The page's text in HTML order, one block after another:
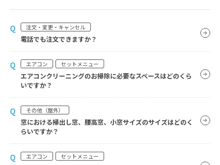
Q 注文・変更・キャンセル
電話でも注文できますか？
Q エアコン セットメニュー
エアコンクリーニングのお掃除に必要なスペースはどのくら
いですか？
Q その他（屋外）
窓における掃出し窓、腰高窓、小窓サイズのサイズはどのく
らいですか？
Q エアコン セットメニュー